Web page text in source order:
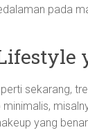
pada
sekarang,
minimalis,
yang